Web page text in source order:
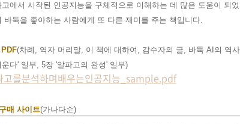
고에서 시작된 인공지능을 구체적으로 이해하는 데 많은 도움이 되
바둑을 좋아하는 사람에게 또 다른 재미를 주는 책입니다.
(차례, 역자 머리말, 이 책에 대하여, 감수자의 글, 바둑 AI의 역
운다' 일부, 5장 '알파고의 완성' 일부)
고를분석하며배우는인공지능_sample.pdf
매 사이트(가나다순)